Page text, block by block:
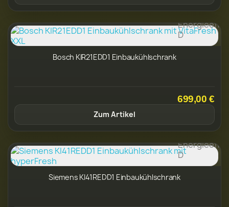
Bosch KIR21EDD1 Einbaukühlschrank
699,00 €
Zum Artikel
Siemens KI41REDD1 Einbaukühlschrank